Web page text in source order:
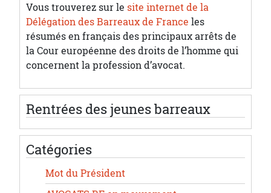
Vous trouverez sur le site internet de la
Délégation des Barreaux de France les
résumés en français des principaux arrêts de
la Cour européenne des droits de l’homme qui
concernent la profession d’avocat.
Rentrées des jeunes barreaux
Catégories
Mot du Président